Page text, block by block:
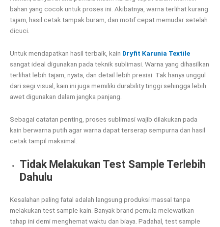
bahan yang cocok untuk proses ini. Akibatnya, warna terlihat kurang
tajam, hasil cetak tampak buram, dan motif cepat memudar setelah
dicuci.
Untuk mendapatkan hasil terbaik, kain Dryfit Karunia Textile
sangat ideal digunakan pada teknik sublimasi. Warna yang dihasilkan
terlihat lebih tajam, nyata, dan detail lebih presisi. Tak hanya unggul
dari segi visual, kain ini juga memiliki durability tinggi sehingga lebih
awet digunakan dalam jangka panjang.
Sebagai catatan penting, proses sublimasi wajib dilakukan pada
kain berwarna putih agar warna dapat terserap sempurna dan hasil
cetak tampil maksimal.
Tidak Melakukan Test Sample Terlebih
Dahulu
Kesalahan paling fatal adalah langsung produksi massal tanpa
melakukan test sample kain. Banyak brand pemula melewatkan
tahap ini demi menghemat waktu dan biaya. Padahal, test sample